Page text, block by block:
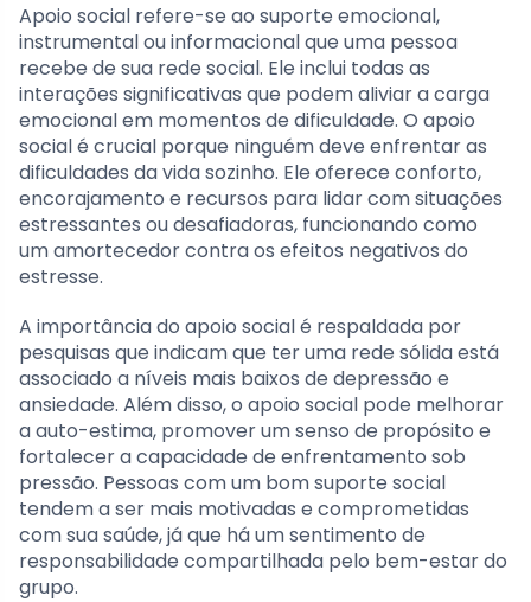
Apoio social refere-se ao suporte emocional,
instrumental ou informacional que uma pessoa
recebe de sua rede social. Ele inclui todas as
interações significativas que podem aliviar a carga
emocional em momentos de dificuldade. O apoio
social é crucial porque ninguém deve enfrentar as
dificuldades da vida sozinho. Ele oferece conforto,
encorajamento e recursos para lidar com situações
estressantes ou desafiadoras, funcionando como
um amortecedor contra os efeitos negativos do
estresse.
A importância do apoio social é respaldada por
pesquisas que indicam que ter uma rede sólida está
associado a níveis mais baixos de depressão e
ansiedade. Além disso, o apoio social pode melhorar
a auto-estima, promover um senso de propósito e
fortalecer a capacidade de enfrentamento sob
pressão. Pessoas com um bom suporte social
tendem a ser mais motivadas e comprometidas
com sua saúde, já que há um sentimento de
responsabilidade compartilhada pelo bem-estar do
grupo.